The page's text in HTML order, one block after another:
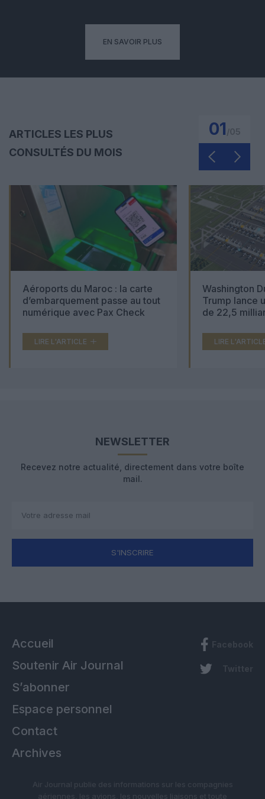
EN SAVOIR PLUS
ARTICLES LES PLUS
CONSULTÉS DU MOIS
01
Aéroports du Maroc : la carte
d’embarquement passe au tout
numérique avec Pax Check
LIRE L'ARTICLE
Washington
Trump lance
de 22,5
LIRE
NEWSLETTER
Recevez notre actualité, directement dans votre boîte
mail.
S'INSCRIRE
Accueil
Soutenir Air Journal
S’abonner
Espace personnel
Contact
Archives